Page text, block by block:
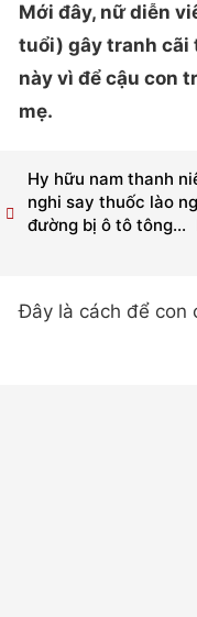
Mới đây, nữ diễn
tuổi) gây tranh cãi
này vì để cậu con
mẹ.
Hy hữu nam thanh
nghi say thuốc lào
đường bị ô tô tông...
Đây là cách để con